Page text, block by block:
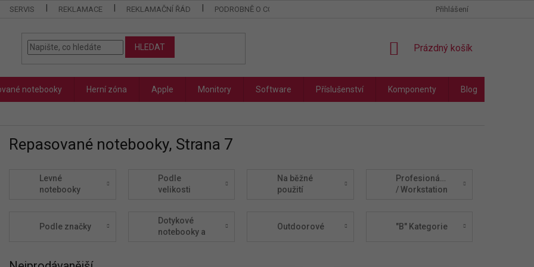
SERVIS REKLAMACE REKLAMAČNÍ ŘÁD PODROBNĚ O COOKIES PODMÍNKY OCHRANY OSOBNÍCH ÚDAJŮ
Přihlášení
HLEDAT
NÁKUPNÍ
Prázdný košík
notebooky Herní zóna Apple Monitory Software Příslušenství Komponenty Blog
Repasované notebooky, Strana 7
Levné
notebooky
Podle
velikosti
Na běžné
použití
Profesionální
/ Workstation
Podle značky
Dotykové
notebooky a
Outdoorové "B" Kategorie